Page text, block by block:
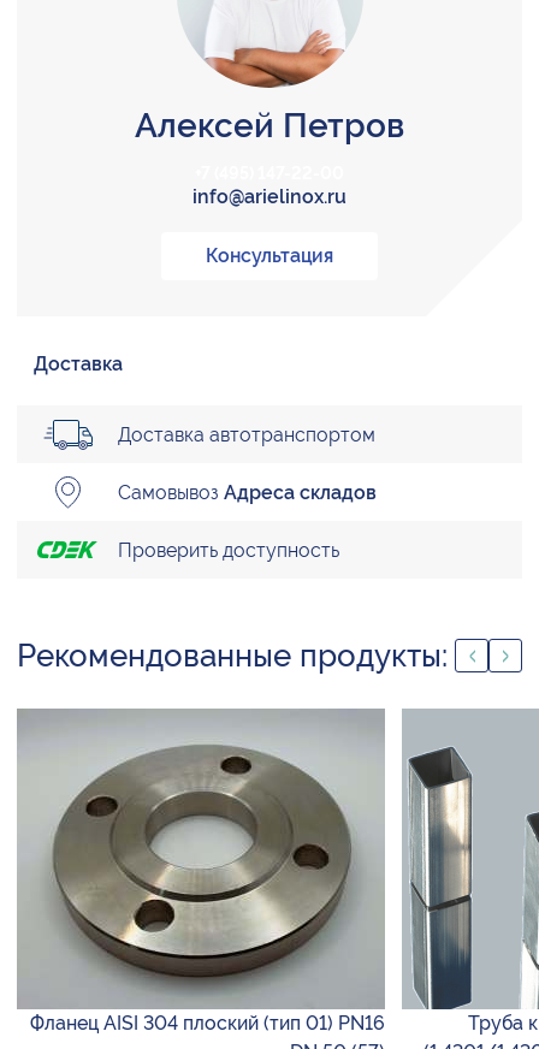
Алексей Петров
info@arielinox.ru
Консультация
Доставка
Доставка автотранспортом
Самовывоз Адреса складов
Проверить доступность
Рекомендованные продукты:
Фланец AISI 304 плоский (тип 01) PN16
Труба